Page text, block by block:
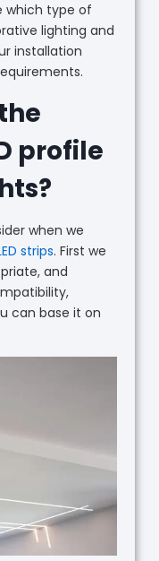
which type of
lighting and
installation
profile
when we
strips. First we
and
can base it on